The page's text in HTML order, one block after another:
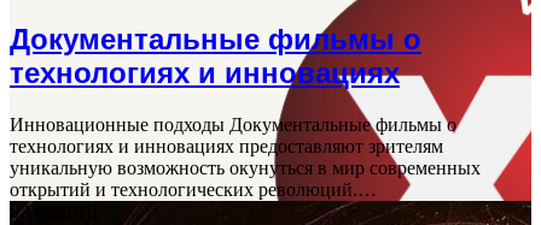
Документальные фильмы о
технологиях и инновациях
Инновационные подходы Документальные фильмы о
технологиях и инновациях предоставляют зрителям
уникальную возможность окунуться в мир современных
открытий и технологических революций.…
02.09.2025